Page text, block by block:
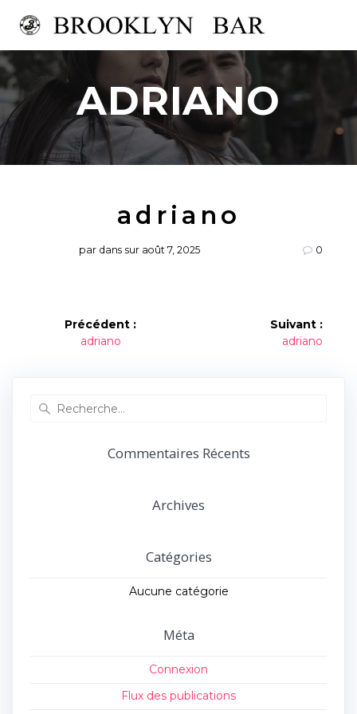
au
ADRIANO
adriano
par dans sur août 7, 2025 0
Navigation
Précédent :
Article
adriano
Suivant :
Article
adriano
Commentaires Récents
Archives
Catégories
Aucune catégorie
Méta
Connexion
Flux des publications